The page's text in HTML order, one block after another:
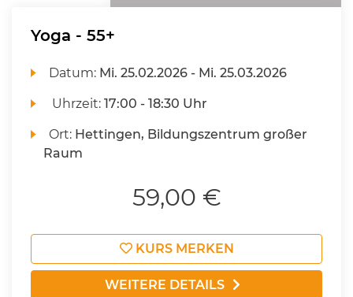
Yoga - 55+
Datum: Mi. 25.02.2026 - Mi. 25.03.2026
Uhrzeit:17:00 - 18:30 Uhr
Ort: Hettingen, Bildungszentrum großer
Raum
59,00 €
KURS MERKEN
WEITERE DETAILS